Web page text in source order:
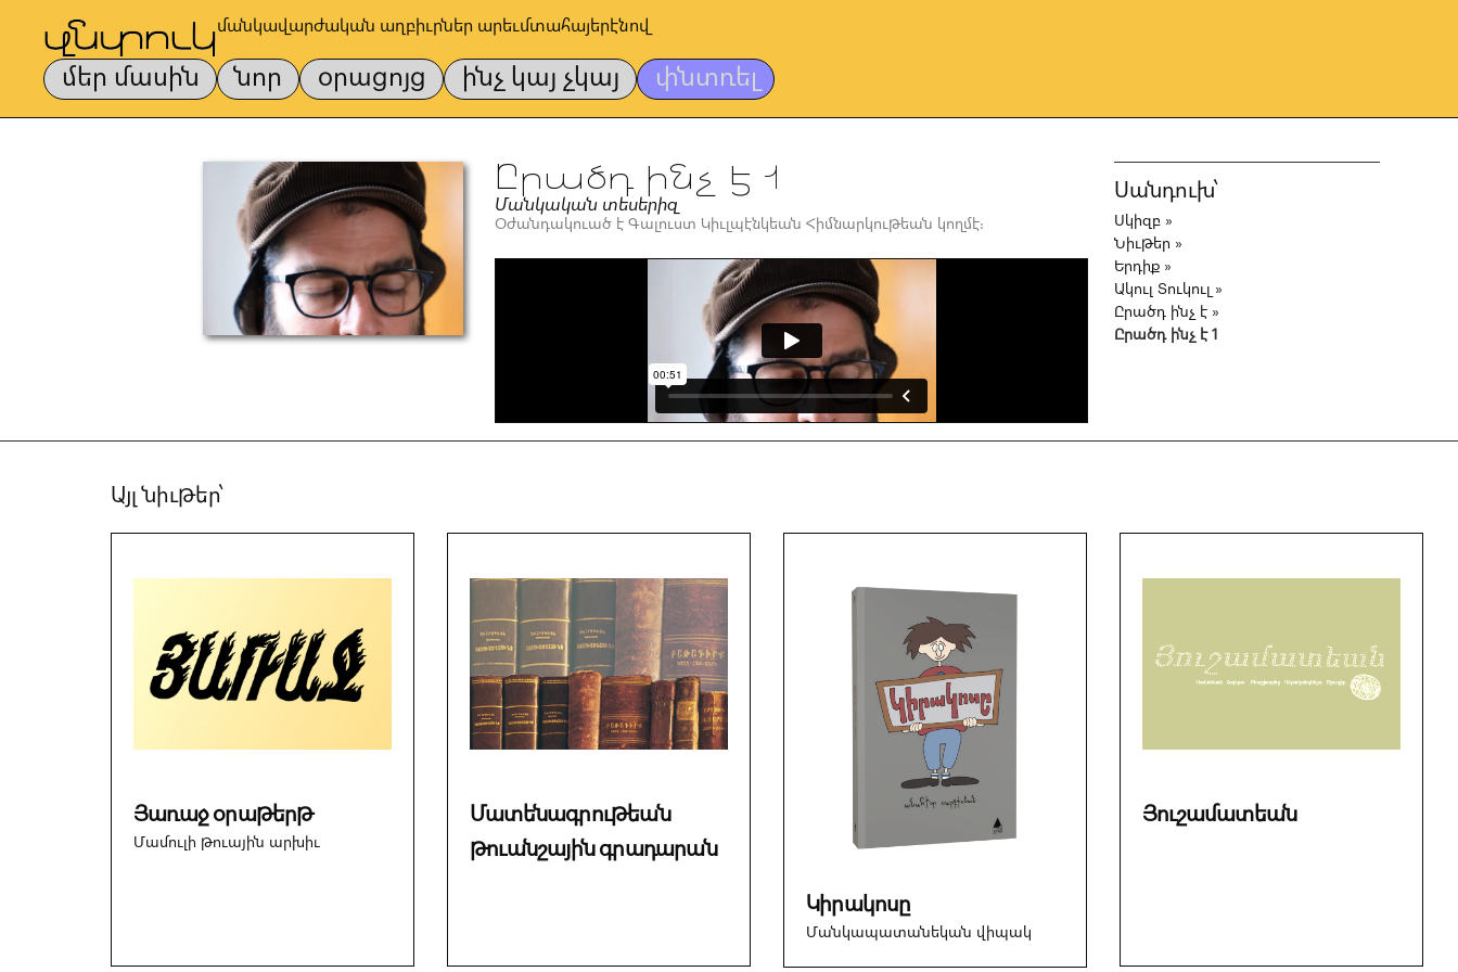
մանկավարժական աղբիւրներ արեւմտահայերէնով
մեր մասին նոր օրացոյց ինչ կայ չկայ փնտռել
Ըրածդ ինչ է 1
Մանկական տեսերիզ
Օժանդակուած է Գալուստ Կիւլպէնկեան Հիմնարկութեան կողմէ։
Սանդուխ՝
Սկիզբ »
Նիւթեր »
Երդիք »
Ակուլ Տուկուլ »
Ըրածդ ինչ է »
Ըրածդ ինչ է 1
Այլ նիւթեր՝
Յառաջ օրաթերթ
Մամուլի թուային արխիւ
Մատենագրութեան
թուանշային գրադարան
Կիրակոսը
Մանկապատանեկան վիպակ
Յուշամատեան